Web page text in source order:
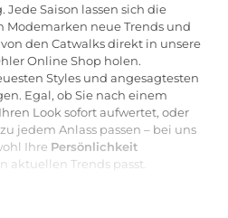
Saison lassen sich die
Modemarken neue Trends und
den Catwalks direkt in unsere
Online Shop holen.
Styles und angesagtesten
Egal, ob Sie nach einem
Look sofort aufwertet, oder
jedem Anlass passen – bei uns
Ihre Persönlichkeit
aktuellen Trends passt.